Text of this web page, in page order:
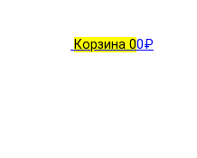
Корзина 00₽